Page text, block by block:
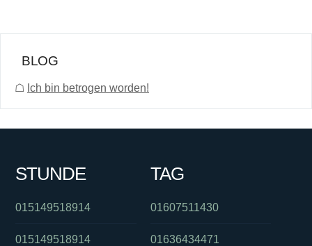
BLOG
☖ Ich bin betrogen worden!
STUNDE
015149518914
015149518914
TAG
01607511430
01636434471